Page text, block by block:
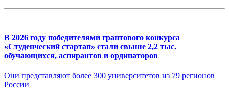
В 2026 году победителями грантового конкурса
«Студенческий стартап» стали свыше 2,2 тыс.
обучающихся, аспирантов и ординаторов
Они представляют более 300 университетов из 79 регионов
России